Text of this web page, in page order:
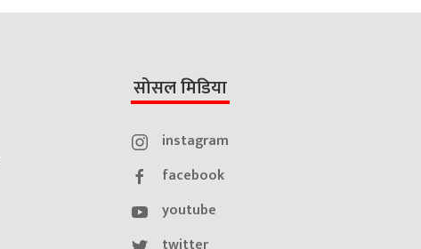
सोसल मिडिया
instagram
facebook
youtube